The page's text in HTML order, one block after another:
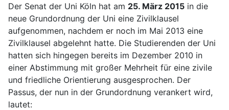
Der Senat der Uni Köln hat am 25. März 2015 in die
neue Grundordnung der Uni eine Zivilklausel
aufgenommen, nachdem er noch im Mai 2013 eine
Zivilklausel abgelehnt hatte. Die Studierenden der Uni
hatten sich hingegen bereits im Dezember 2010 in
einer Abstimmung mit großer Mehrheit für eine zivile
und friedliche Orientierung ausgesprochen. Der
Passus, der nun in der Grundordnung verankert wird,
lautet: